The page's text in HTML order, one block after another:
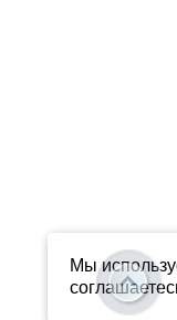
Мы